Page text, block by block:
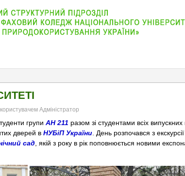
Адміністратор
групи АН 211 разом зі студентами всіх
дверей в НУБіП України . День розпочався з
сад , якій з року в рік поповнюється новими